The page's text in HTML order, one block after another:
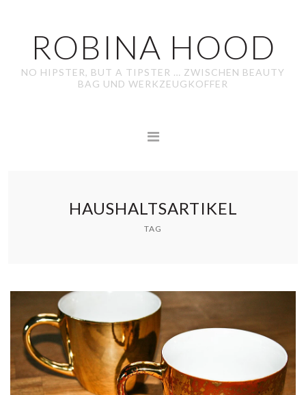
ROBINA HOOD
NO HIPSTER, BUT A TIPSTER … ZWISCHEN BEAUTY
BAG UND WERKZEUGKOFFER
HAUSHALTSARTIKEL
TAG